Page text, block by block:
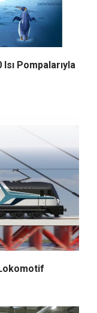
Pompalarıyla